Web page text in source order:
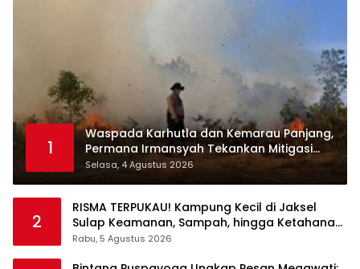
1
Waspada Karhutla dan Kemarau Panjang,
Permana Irmansyah Tekankan Mitigasi
Berbasis Komunitas
Selasa, 4 Agustus 2026
2
RISMA TERPUKAU! Kampung Kecil di Jaksel
Sulap Keamanan, Sampah, hingga Ketahanan
Pangan Jadi Satu Sistem
Rabu, 5 Agustus 2026